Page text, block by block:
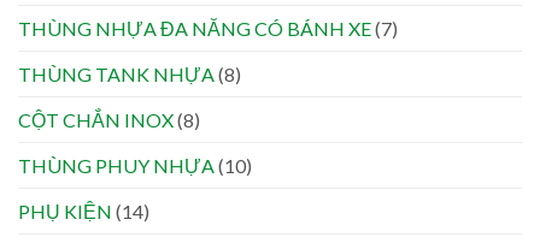
THÙNG NHỰA ĐA NĂNG CÓ BÁNH XE(7)
THÙNG TANK NHỰA(8)
CỘT CHẮN INOX(8)
THÙNG PHUY NHỰA(10)
PHỤ KIỆN (14)